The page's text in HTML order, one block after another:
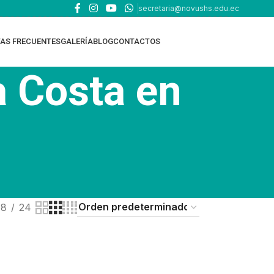
secretaria@novushs.edu.ec
FRECUENTESGALERÍABLOGCONTACTOS
Costa en
24